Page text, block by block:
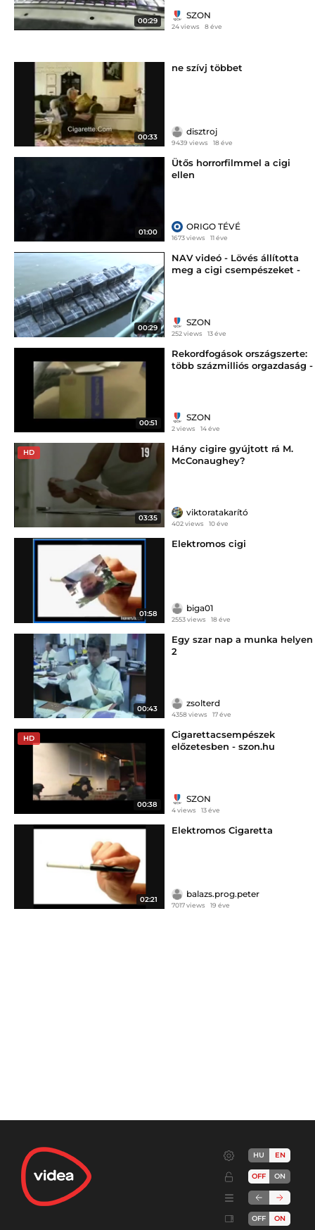
00:29
SZON
24 views 8 éve
00:33
ne szívj többet
disztroj
9439 views 18 éve
01:00
Ütős horrorfilmmel a cigi
ellen
ORIGO TÉVÉ
1673 views 11 éve
00:29
NAV videó - Lövés állította
meg a cigi csempészeket -
SZON
252 views 13 éve
00:51
Rekordfogások országszerte:
több százmilliós orgazdaság -
SZON
2 views 14 éve
HD
03:35
Hány cigire gyújtott rá M.
McConaughey?
viktoratakarító
402 views 10 éve
01:58
Elektromos cigi
biga01
2553 views 18 éve
00:43
Egy szar nap a munka helyen
2
zsolterd
4358 views 17 éve
HD
00:38
Cigarettacsempészek
előzetesben - szon.hu
SZON
4 views 13 éve
02:21
Elektromos Cigaretta
balazs.prog.peter
7017 views 19 éve
HU EN
OFF ON
OFF ON